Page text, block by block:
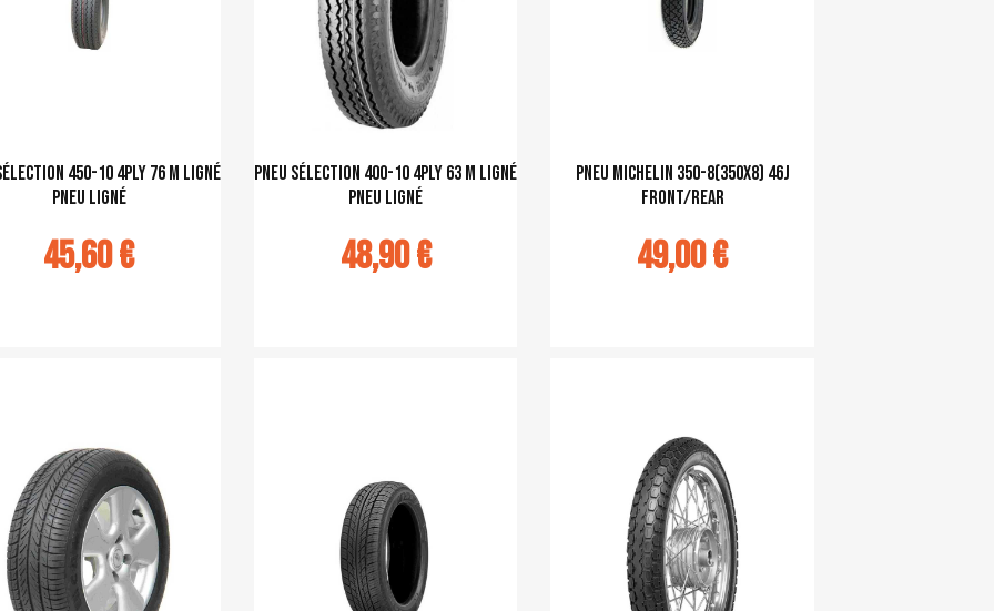
450-10 4PLY 76 M ligné
pneu ligné
45,60 €
pneu sélection 400-10 4PLY 63 M ligné
pneu ligné
48,90 €
pneu Michelin 350-8(350x8) 46J
Front/Rear
49,00 €